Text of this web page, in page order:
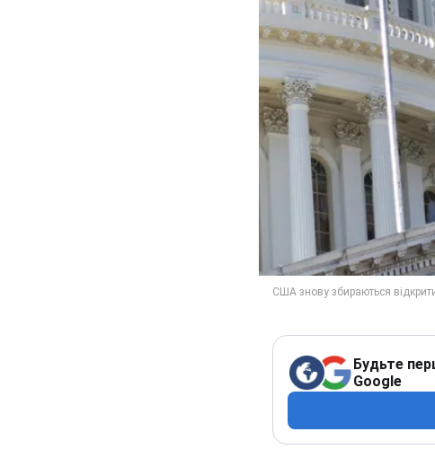
Будьте
Google